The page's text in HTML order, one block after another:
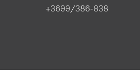
+3699/386-838